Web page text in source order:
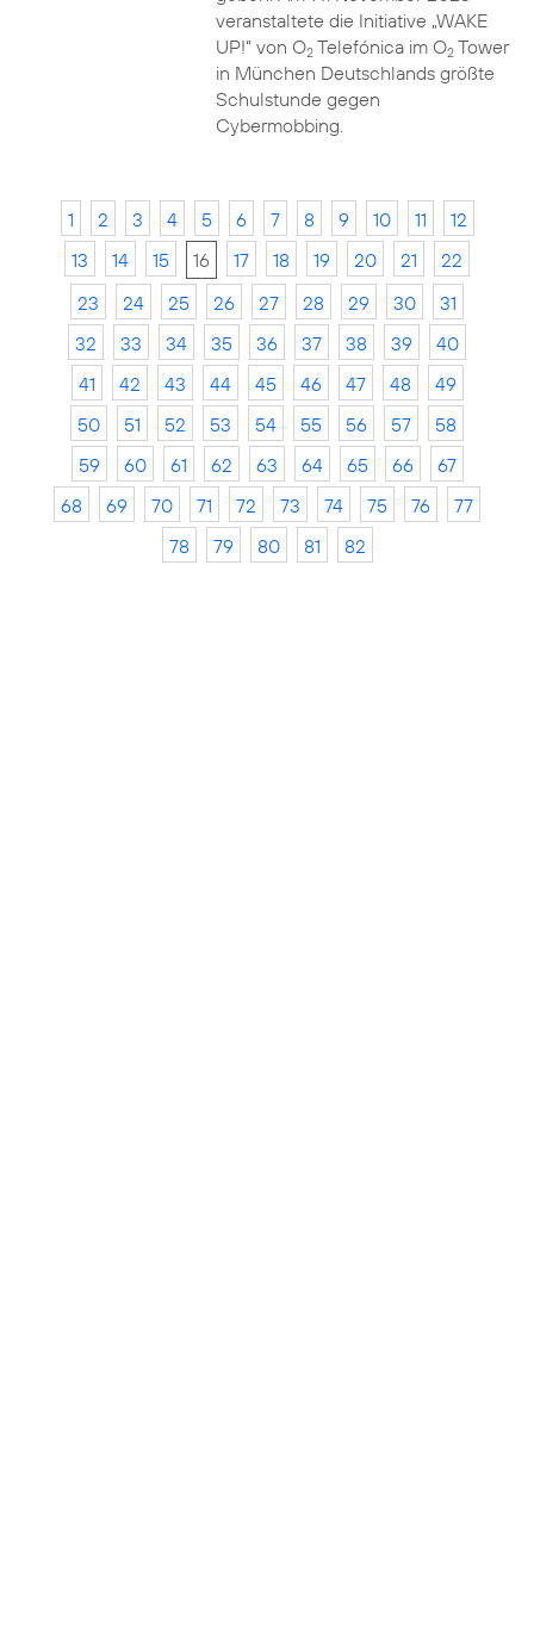
veranstaltete die Initiative „WAKE
UP!“ von O2Telefónica im O2Tower
in München Deutschlands größte
Schulstunde gegen
Cybermobbing.
1 2 3 4 5 6 7 8 9 10 11
12
13
14 15 16 17 18 19 20 21
22
23
24 25 26 27 28 29 30
31
32
33 34 35 36 37 38 39
40
41
42 43 44 45 46 47 48
49
50
51 52 53 54 55 56 57
58
59
60 61 62 63 64 65 66
67
68
69 70 71 72 73 74 75 76
77
78
79 80 81 82